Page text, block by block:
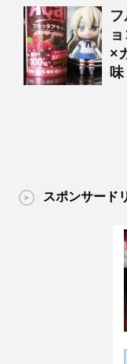
×
味
スポンサード